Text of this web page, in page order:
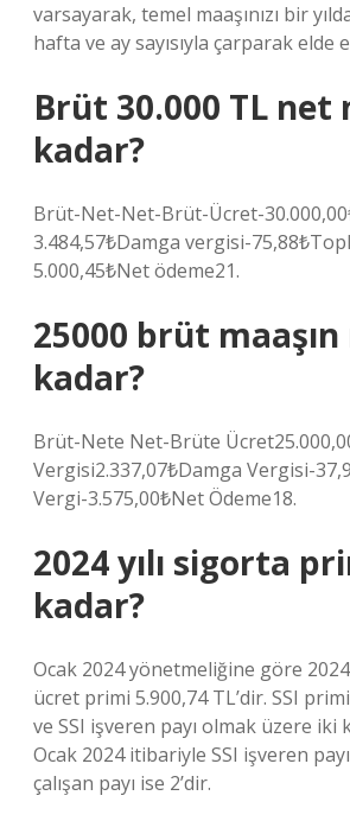
varsayarak, temel maaşınızı bir
hafta ve ay sayısıyla çarparak elde
Brüt 30.000 TL net
kadar?
Brüt-Net-Net-Brüt-Ücret-
3.484,57₺Damga vergisi-
5.000,45₺Net ödeme21.
25000 brüt
kadar?
Brüt-Nete Net-Brüte
Vergisi2.337,07₺Damga Vergisi-
Vergi-3.575,00₺Net Ödeme18.
2024 yılı sigorta
kadar?
Ocak 2024 yönetmeliğine göre 2024
ücret primi 5.900,74 TL’dir. SSI primi
ve SSI işveren payı olmak üzere iki
Ocak 2024 itibariyle SSI işveren
çalışan payı ise 2’dir.